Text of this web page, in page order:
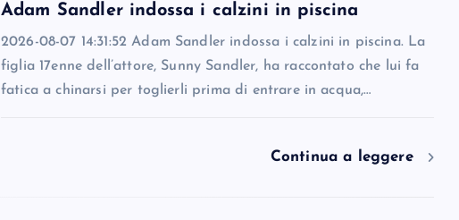
Adam Sandler indossa i calzini in piscina
2026-08-07 14:31:52 Adam Sandler indossa i calzini in piscina. La
figlia 17enne dell’attore, Sunny Sandler, ha raccontato che lui fa
fatica a chinarsi per toglierli prima di entrare in acqua,…
Continua a leggere